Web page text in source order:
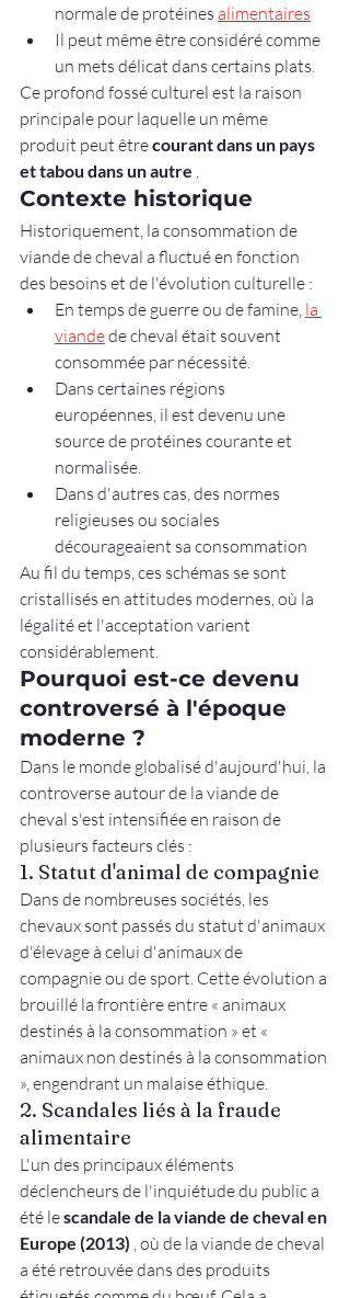
normale de protéines alimentaires
Il peut même être considéré comme
un mets délicat dans certains plats.
Ce profond fossé culturel est la raison
principale pour laquelle un même
produit peut être courant dans un pays
et tabou dans un autre .
Contexte historique
Historiquement, la consommation de
viande de cheval a fluctué en fonction
des besoins et de l'évolution culturelle :
En temps de guerre ou de famine, la
viande de cheval était souvent
consommée par nécessité.
Dans certaines régions
européennes, il est devenu une
source de protéines courante et
normalisée.
Dans d'autres cas, des normes
religieuses ou sociales
décourageaient sa consommation
Au fil du temps, ces schémas se sont
cristallisés en attitudes modernes, où la
légalité et l'acceptation varient
considérablement.
Pourquoi est-ce devenu
controversé à l'époque
moderne ?
Dans le monde globalisé d'aujourd'hui, la
controverse autour de la viande de
cheval s'est intensifiée en raison de
plusieurs facteurs clés :
1. Statut d'animal de compagnie
Dans de nombreuses sociétés, les
chevaux sont passés du statut d'animaux
d'élevage à celui d'animaux de
compagnie ou de sport. Cette évolution a
brouillé la frontière entre « animaux
destinés à la consommation » et «
animaux non destinés à la consommation
», engendrant un malaise éthique.
2. Scandales liés à la fraude
alimentaire
L'un des principaux éléments
déclencheurs de l'inquiétude du public a
été le scandale de la viande de cheval en
Europe (2013) , où de la viande de cheval
a été retrouvée dans des produits